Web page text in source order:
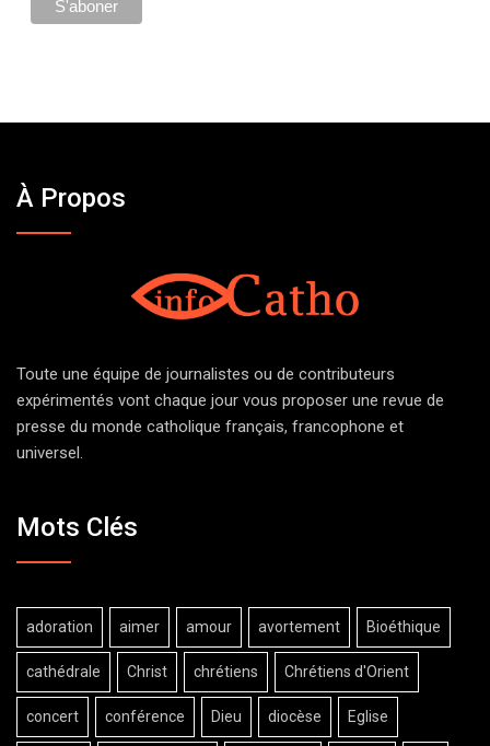
À Propos
Toute une équipe de journalistes ou de contributeurs
expérimentés vont chaque jour vous proposer une revue de
presse du monde catholique français, francophone et
universel.
Mots Clés
adoration aimer amour avortement Bioéthique
cathédrale Christ chrétiens Chrétiens d'Orient
concert conférence Dieu diocèse Eglise